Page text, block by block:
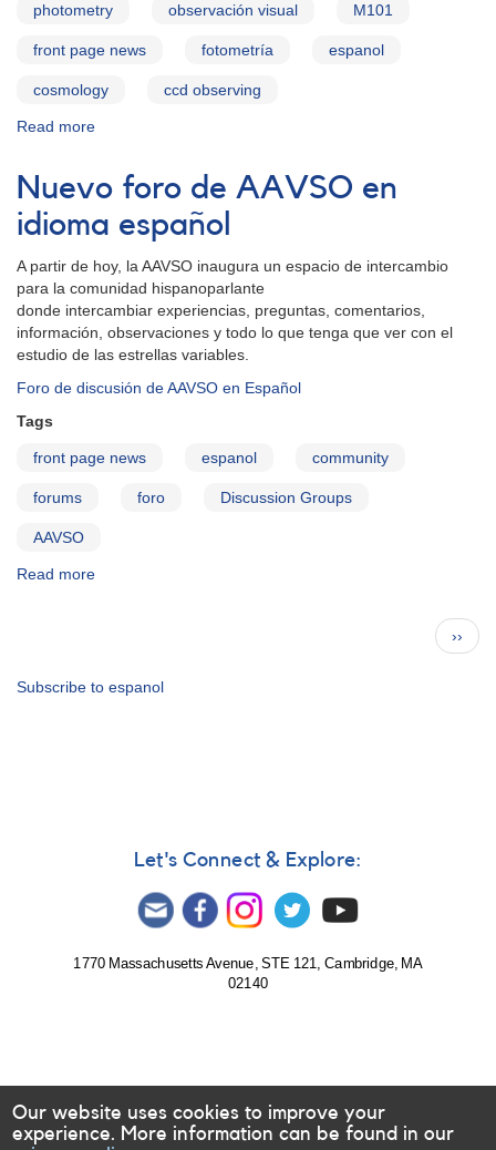
photometry observación visual M101
front page news fotometría espanol
cosmology ccd observing
Read more
2011fe:
La
supernova
más
brillante
de
los
últimos
20
Nuevo foro de AAVSO en
idioma español
A partir de hoy, la AAVSO inaugura un espacio de intercambio
para la comunidad hispanoparlante
donde intercambiar experiencias, preguntas, comentarios,
información, observaciones y todo lo que tenga que ver con el
estudio de las estrellas variables.
Foro de discusión de AAVSO en Español
Tags
front page news espanol community
forums foro Discussion Groups
AAVSO
Read more
en
Next
page
››
Subscribe to espanol
Let's Connect & Explore:
1770 Massachusetts Avenue, STE 121, Cambridge, MA
02140
Our website uses cookies to improve your
experience. More information can be found in our